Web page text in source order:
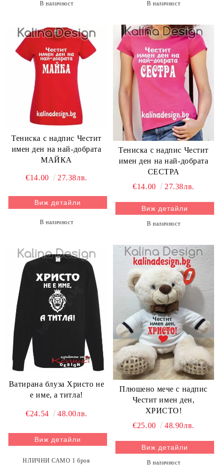
В наличност В наличност
Тениска с надпис Честит
имен ден на най-добрата
МАЙКА
€14.00 27.38лв.
Виж детайли
В наличност
Тениска с надпис Честит
имен ден на най-добрата
СЕСТРА
€14.00
27.38лв.
Виж детайли
В наличност
Ватирана блуза Христо не
е име, а титла!
€24.54 48.00лв.
Виж детайли
НЛИЧНИ САМО 1 броя
Плюшено мече с надпис
Честит имен ден,
ХРИСТО!
€25.00
48.90лв.
Виж детайли
В наличност